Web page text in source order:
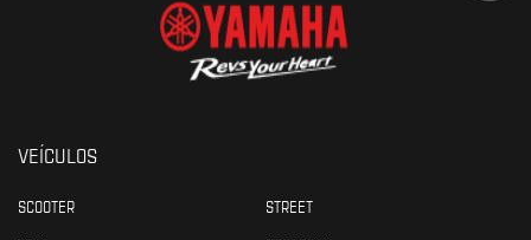
VEÍCULOS
SCOOTER
STREET